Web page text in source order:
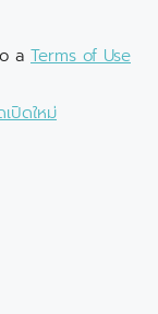
a Terms of Use
เปิดใหม่